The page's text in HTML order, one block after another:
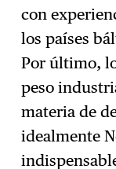
con
los países
Por último,
peso
materia de
idealmente